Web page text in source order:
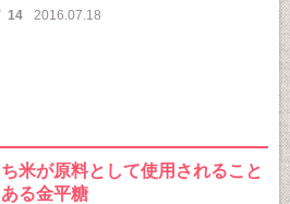
14 2016.07.18
ち米が原料として使用されること
ある金平糖